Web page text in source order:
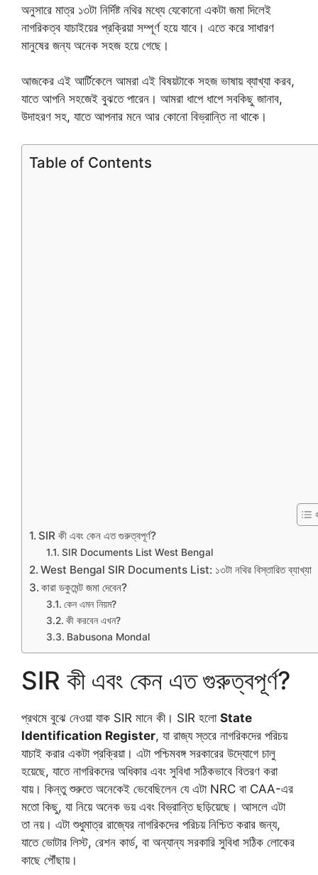
অনুসারে মাত্র ১৩টা নির্দিষ্ট নথির মধ্যে যেকোনো একটা জমা দিলেই
নাগরিকত্ব যাচাইয়ের প্রক্রিয়া সম্পূর্ণ হয়ে যাবে। এতে করে সাধারণ
মানুষের জন্য অনেক সহজ হয়ে গেছে।
আজকের এই আর্টিকেলে আমরা এই বিষয়টাকে সহজ ভাষায় ব্যাখ্যা করব,
যাতে আপনি সহজেই বুঝতে পারেন। আমরা ধাপে ধাপে সবকিছু জানাব,
উদাহরণ সহ, যাতে আপনার মনে আর কোনো বিভ্রান্তি না থাকে।
Table of Contents
SIR কী এবং কেন এত গুরুত্বপূর্ণ?
SIR Documents List West Bengal
West Bengal SIR Documents List: ১৩টা নথির বিস্তারিত ব্যাখ্যা
কারা ডকুমেন্ট জমা দেবেন?
কেন এমন নিয়ম?
কী করবেন এখন?
Babusona Mondal
SIR কী এবং কেন এত গুরুত্বপূর্ণ?
প্রথমে বুঝে নেওয়া যাক SIR মানে কী। SIR হলো State
Identification Register, যা রাজ্য স্তরে নাগরিকদের পরিচয়
যাচাই করার একটা প্রক্রিয়া। এটা পশ্চিমবঙ্গ সরকারের উদ্যোগে চালু
হয়েছে, যাতে নাগরিকদের অধিকার এবং সুবিধা সঠিকভাবে বিতরণ করা
যায়। কিন্তু শুরুতে অনেকেই ভেবেছিলেন যে এটা NRC বা CAA-এর
মতো কিছু, যা নিয়ে অনেক ভয় এবং বিভ্রান্তি ছড়িয়েছে। আসলে এটা
তা নয়। এটা শুধুমাত্র রাজ্যের নাগরিকদের পরিচয় নিশ্চিত করার জন্য,
যাতে ভোটার লিস্ট, রেশন কার্ড, বা অন্যান্য সরকারি সুবিধা সঠিক লোকের
কাছে পৌঁছায়।